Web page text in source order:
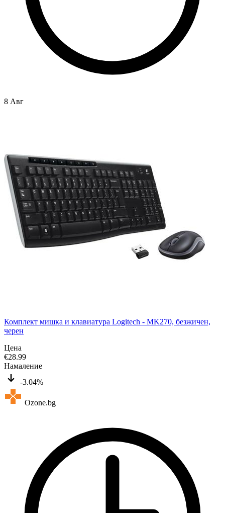
8 Авг
Комплект мишка и клавиатура Logitech - MK270, безжичен,
черен
Цена
€28.99
Намаление
-3.04%
Ozone.bg